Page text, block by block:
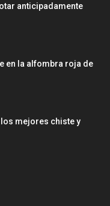
anticipadamente
en la alfombra roja de
mejores chiste y